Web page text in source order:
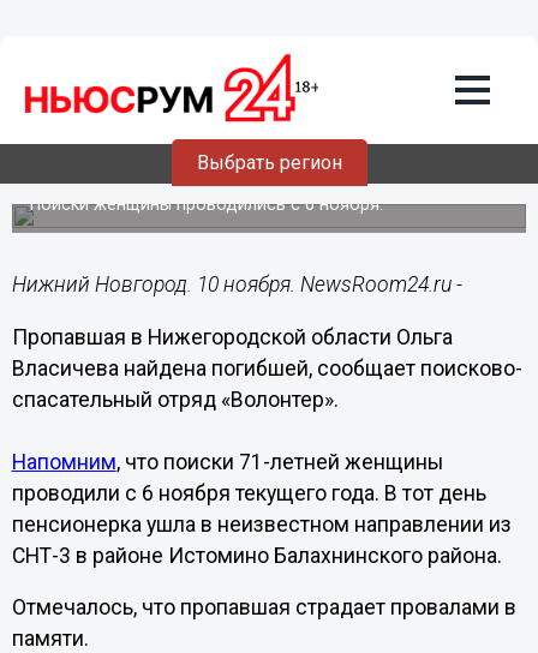
Выбрать регион
10.11.201912:49
Погибшей найдена пропавшая 71-
летняя Ольга Власичева
Поиски женщины проводились с 6 ноября.
Нижний Новгород. 10 ноября. NewsRoom24.ru -
Пропавшая в Нижегородской области Ольга
Власичева найдена погибшей, сообщает поисково-
спасательный отряд «Волонтер».
Напомним, что поиски 71-летней женщины
проводили с 6 ноября текущего года. В тот день
пенсионерка ушла в неизвестном направлении из
СНТ-3 в районе Истомино Балахнинского района.
Отмечалось, что пропавшая страдает провалами в
памяти.